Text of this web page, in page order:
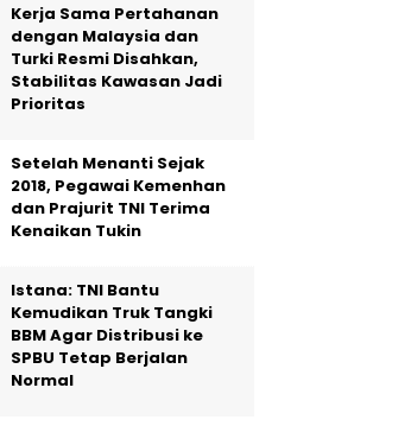
Kerja Sama Pertahanan
dengan Malaysia dan
Turki Resmi Disahkan,
Stabilitas Kawasan Jadi
Prioritas
Setelah Menanti Sejak
2018, Pegawai Kemenhan
dan Prajurit TNI Terima
Kenaikan Tukin
Istana: TNI Bantu
Kemudikan Truk Tangki
BBM Agar Distribusi ke
SPBU Tetap Berjalan
Normal